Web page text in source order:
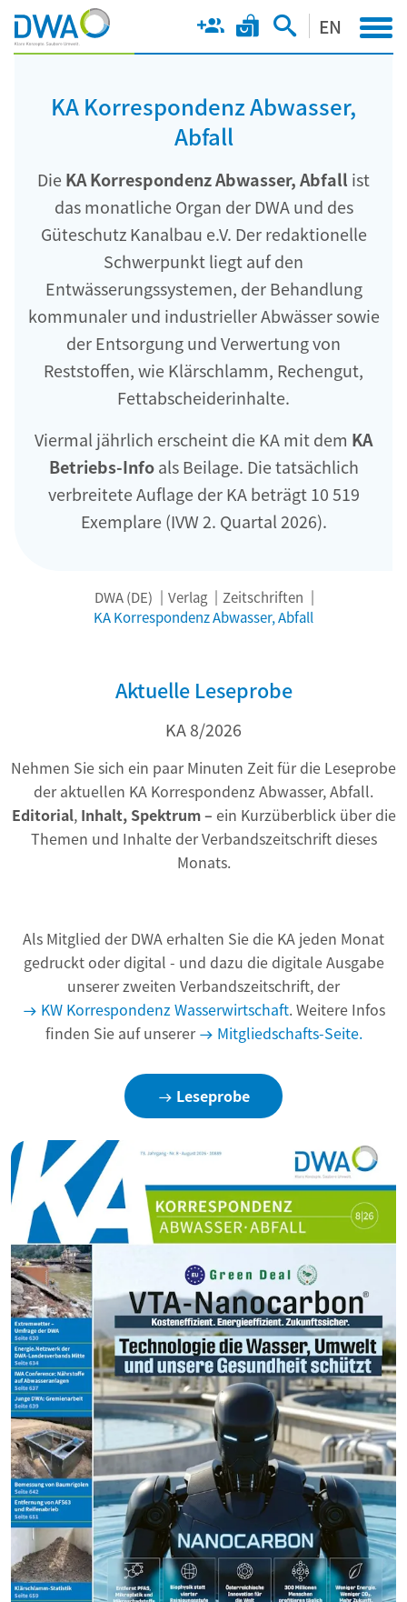
EN
KA Korrespondenz Abwasser,
Abfall
DieKA Korrespondenz Abwasser, Abfall ist
das monatliche Organ der DWA und des
Güteschutz Kanalbau e.V. Der redaktionelle
Schwerpunkt liegt auf den
Entwässerungssystemen, der Behandlung
kommunaler und industrieller Abwässer sowie
der Entsorgung und Verwertung von
Reststoffen, wie Klärschlamm, Rechengut,
Fettabscheiderinhalte.
Viermal jährlich erscheint die KA mit dem KA
Betriebs-Infoals Beilage. Die tatsächlich
verbreitete Auflage der KA beträgt 10 519
Exemplare (IVW 2. Quartal 2026).
DWA (DE) Verlag
Zeitschriften
KA Korrespondenz Abwasser, Abfall
Aktuelle Leseprobe
KA 8/2026
Nehmen Sie sich ein paar Minuten Zeit für die Leseprobe
der aktuellen KA Korrespondenz Abwasser, Abfall.
Editorial, Inhalt, Spektrum – ein Kurzüberblick über die
Themen und Inhalte der Verbandszeitschrift dieses
Monats.
Als Mitglied der DWA erhalten Sie die KA jeden Monat
gedruckt oder digital - und dazu die digitale Ausgabe
unserer zweiten Verbandszeitschrift, der
KW Korrespondenz Wasserwirtschaft. Weitere Infos
finden Sie auf unserer
Mitgliedschafts-Seite.
Leseprobe